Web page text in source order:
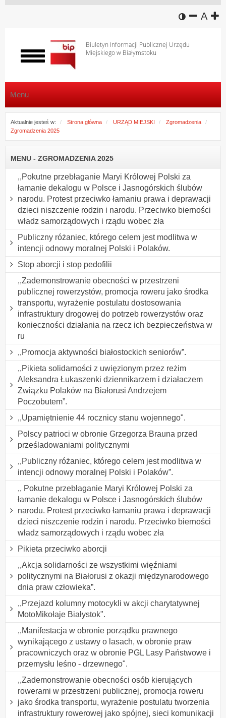
wersja
A
Biuletyn Informacji Publicznej Urzędu
Miejskiego w Białymstoku
Włącz
menu
Menu
Aktualnie jesteś w: Strona główna URZĄD MIEJSKI
Zgromadzenia
Zgromadzenia 2025
MENU - ZGROMADZENIA 2025
,,Pokutne przebłaganie Maryi Królowej Polski za
łamanie dekalogu w Polsce i Jasnogórskich ślubów
narodu. Protest przeciwko łamaniu prawa i deprawacji
dzieci niszczenie rodzin i narodu. Przeciwko bierności
władz samorządowych i rządu wobec zła
Publiczny różaniec, którego celem jest modlitwa w
intencji odnowy moralnej Polski i Polaków.
Stop aborcji i stop pedofilii
,,Zademonstrowanie obecności w przestrzeni
publicznej rowerzystów, promocja roweru jako środka
transportu, wyrażenie postulatu dostosowania
infrastruktury drogowej do potrzeb rowerzystów oraz
konieczności działania na rzecz ich bezpieczeństwa w
ru
,,Promocja aktywności białostockich seniorów”.
,,Pikieta solidarności z uwięzionym przez reżim
Aleksandra Łukaszenki dziennikarzem i działaczem
Związku Polaków na Białorusi Andrzejem
Poczobutem”.
,,Upamiętnienie 44 rocznicy stanu wojennego".
Polscy patrioci w obronie Grzegorza Brauna przed
prześladowaniami politycznymi
,,Publiczny różaniec, którego celem jest modlitwa w
intencji odnowy moralnej Polski i Polaków”.
,, Pokutne przebłaganie Maryi Królowej Polski za
łamanie dekalogu w Polsce i Jasnogórskich ślubów
narodu. Protest przeciwko łamaniu prawa i deprawacji
dzieci niszczenie rodzin i narodu. Przeciwko bierności
władz samorządowych i rządu wobec zła
Pikieta przeciwko aborcji
,,Akcja solidarności ze wszystkimi więźniami
politycznymi na Białorusi z okazji międzynarodowego
dnia praw człowieka”.
,,Przejazd kolumny motocykli w akcji charytatywnej
MotoMikołaje Białystok".
,,Manifestacja w obronie porządku prawnego
wynikającego z ustawy o lasach, w obronie praw
pracowniczych oraz w obronie PGL Lasy Państwowe i
przemysłu leśno - drzewnego".
,,Zademonstrowanie obecności osób kierujących
rowerami w przestrzeni publicznej, promocja roweru
jako środka transportu, wyrażenie postulatu tworzenia
infrastruktury rowerowej jako spójnej, sieci komunikacji